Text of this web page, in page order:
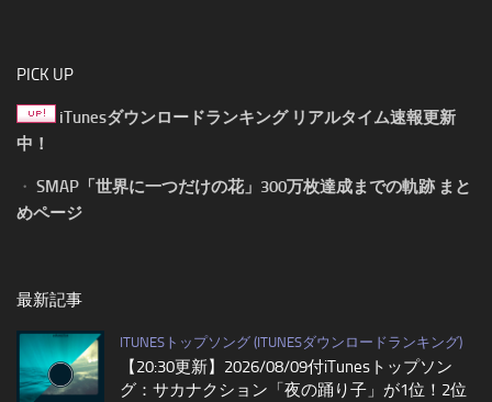
PICK UP
iTunesダウンロードランキング リアルタイム速報更新
中！
・ SMAP「世界に一つだけの花」300万枚達成までの軌跡 まと
めページ
最新記事
ITUNESトップソング (ITUNESダウンロードランキング)
【20:30更新】2026/08/09付iTunesトップソン
グ：サカナクション「夜の踊り子」が1位！2位